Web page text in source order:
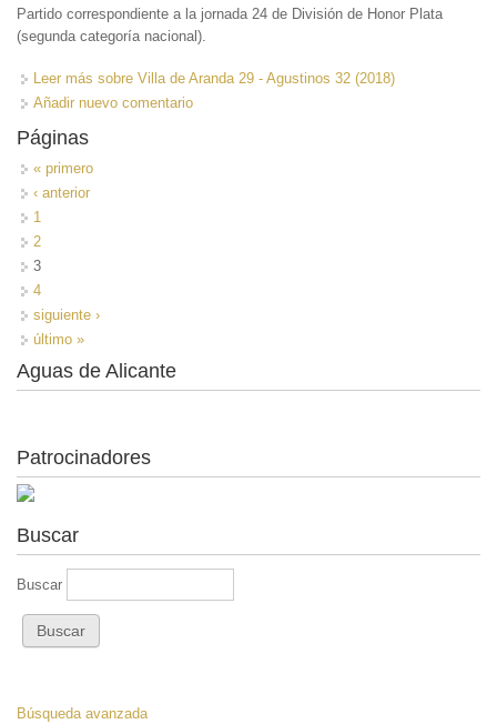
Partido correspondiente a la jornada 24 de División de Honor Plata
(segunda categoría nacional).
Leer más sobre Villa de Aranda 29 - Agustinos 32 (2018)
Añadir nuevo comentario
Páginas
« primero
‹ anterior
1
2
3
4
siguiente ›
último »
Aguas de Alicante
Patrocinadores
Buscar
Buscar
Búsqueda avanzada